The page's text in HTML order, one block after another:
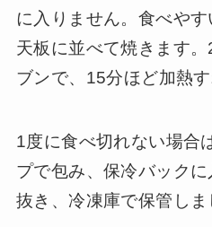
に入りません。食べやす
天板に並べて焼きます
ブンで、15分ほど加熱す
1度に食べ切れない場合
プで包み、保冷バック
抜き、冷凍庫で保管しま